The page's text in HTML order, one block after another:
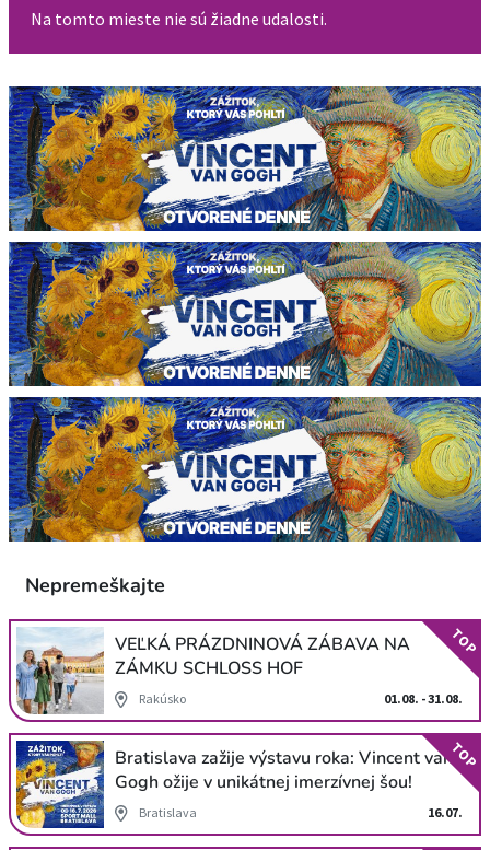
Na tomto mieste nie sú žiadne udalosti.
Nepremeškajte
VEĽKÁ PRÁZDNINOVÁ ZÁBAVA NA
ZÁMKU SCHLOSS HOF
Rakúsko 01.08. - 31.08.
TOP
Bratislava zažije výstavu roka: Vincent van
Gogh ožije v unikátnej imerzívnej šou!
Bratislava 16.07.
TOP